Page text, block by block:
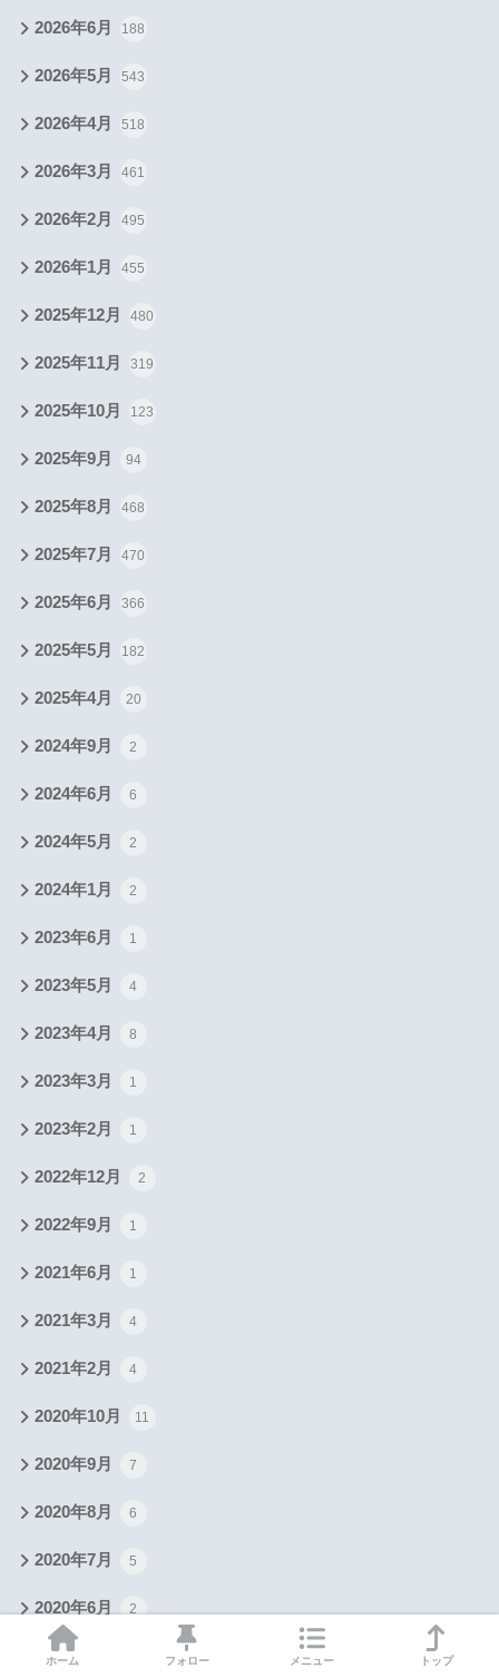
2026年6月 188
2026年5月 543
2026年4月 518
2026年3月 461
2026年2月 495
2026年1月 455
2025年12月 480
2025年11月 319
2025年10月 123
2025年9月 94
2025年8月 468
2025年7月 470
2025年6月 366
2025年5月 182
2025年4月 20
2024年9月 2
2024年6月 6
2024年5月 2
2024年1月 2
2023年6月 1
2023年5月 4
2023年4月 8
2023年3月 1
2023年2月 1
2022年12月 2
2022年9月 1
2021年6月 1
2021年3月 4
2021年2月 4
2020年10月 11
2020年9月 7
2020年8月 6
2020年7月 5
2020年6月 2
2020年5月
ホーム フォロー メニュー トップ